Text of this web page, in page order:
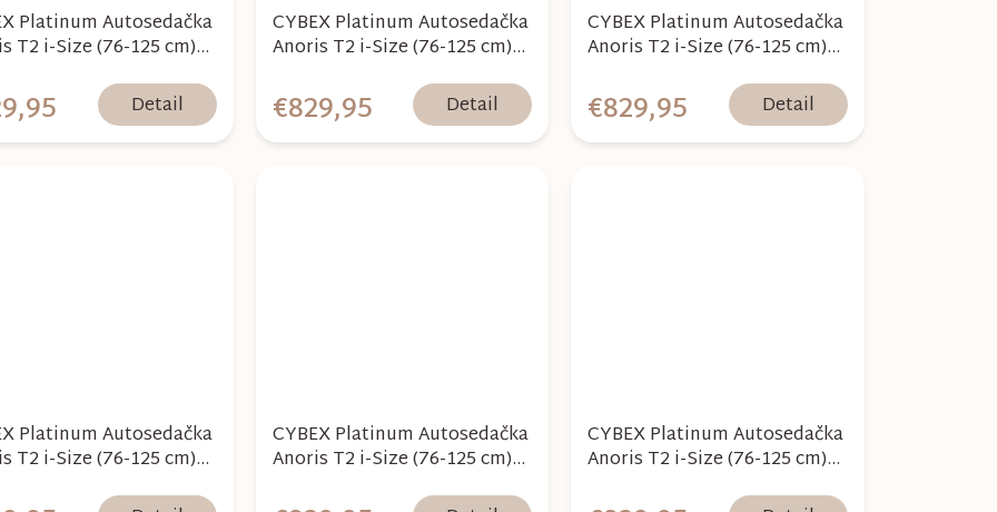
Platinum Autosedačka
T2 i-Size (76-125 cm)
Detail
CYBEX Platinum Autosedačka
Anoris T2 i-Size (76-125 cm)
€829,95 Detail
CYBEX Platinum Autosedačka
Anoris T2 i-Size (76-125 cm)
€829,95 Detail
Platinum Autosedačka
T2 i-Size (76-125 cm)
CYBEX Platinum Autosedačka
Anoris T2 i-Size (76-125 cm)
CYBEX Platinum Autosedačka
Anoris T2 i-Size (76-125 cm)